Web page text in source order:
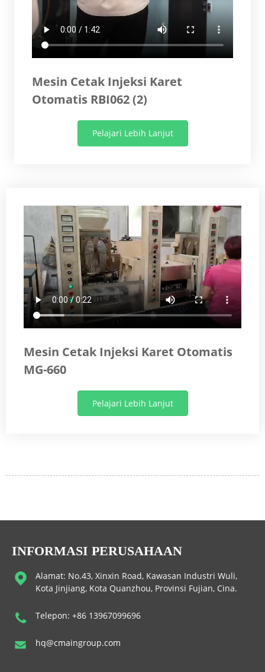
Mesin Cetak Injeksi Karet
Otomatis RBI062 (2)
Pelajari Lebih Lanjut
Mesin Cetak Injeksi Karet Otomatis
MG-660
Pelajari Lebih Lanjut
INFORMASI PERUSAHAAN
Alamat: No.43, Xinxin Road, Kawasan Industri Wuli,
Kota Jinjiang, Kota Quanzhou, Provinsi Fujian, Cina.
Telepon: +86 13967099696
hq@cmaingroup.com